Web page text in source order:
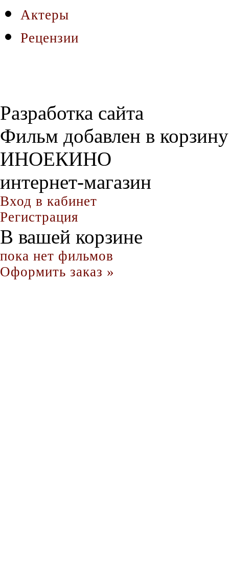
Актеры
Рецензии
Разработка сайта
Фильм добавлен в корзину
ИНОЕКИНО
интернет-магазин
Вход в кабинет
Регистрация
В вашей корзине
пока нет фильмов
Оформить заказ »